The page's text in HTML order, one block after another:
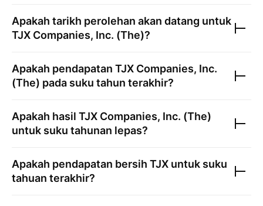
Apakah tarikh perolehan akan datang untuk
TJX Companies, Inc. (The)?
Apakah pendapatan TJX Companies, Inc.
(The) pada suku tahun terakhir?
Apakah hasil TJX Companies, Inc. (The)
untuk suku tahunan lepas?
Apakah pendapatan bersih TJX untuk suku
tahuan terakhir?